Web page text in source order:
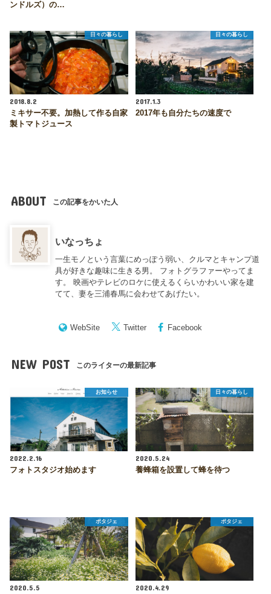
ンドルズ）の…
日々の暮らし
2018.8.2
ミキサー不要。加熱して作る自家
製トマトジュース
日々の暮らし
2017.1.3
2017年も自分たちの速度で
ABOUT この記事をかいた人
いなっちょ
一生モノという言葉にめっぽう弱い、クルマとキャンプ道
具が好きな趣味に生きる男。 フォトグラファーやってま
す。 映画やテレビのロケに使えるくらいかわいい家を建
てて、妻を三浦春馬に会わせてあげたい。
WebSite Twitter Facebook
NEW POST このライターの最新記事
お知らせ
2022.2.16
フォトスタジオ始めます
日々の暮らし
2020.5.24
養蜂箱を設置して蜂を待つ
ポタジェ
2020.5.5
ポタジェ
2020.4.29